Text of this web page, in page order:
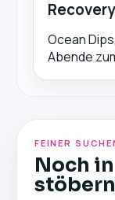
Ocean
Abende
FEINER
Noch